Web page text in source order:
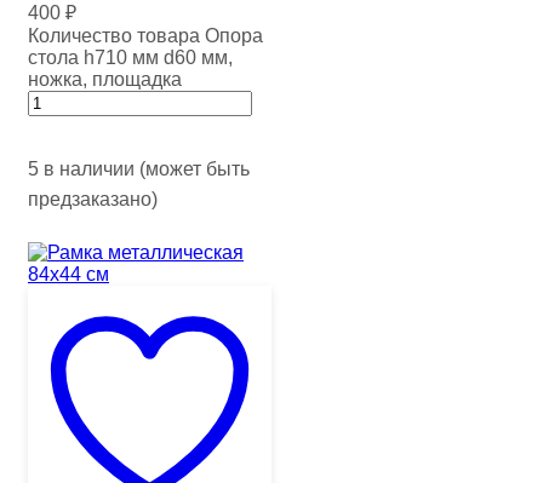
400 ₽
Количество товара Опора
стола h710 мм d60 мм,
ножка, площадка
5 в наличии (может быть
предзаказано)